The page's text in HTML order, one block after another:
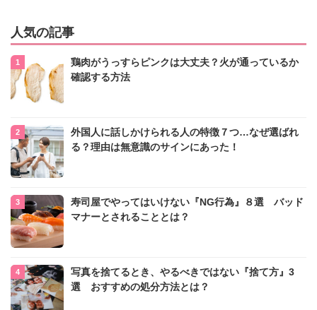
人気の記事
鶏肉がうっすらピンクは大丈夫？火が通っているか
確認する方法
外国人に話しかけられる人の特徴７つ…なぜ選ばれ
る？理由は無意識のサインにあった！
寿司屋でやってはいけない『NG行為』８選 バッド
マナーとされることとは？
写真を捨てるとき、やるべきではない『捨て方』3
選 おすすめの処分方法とは？